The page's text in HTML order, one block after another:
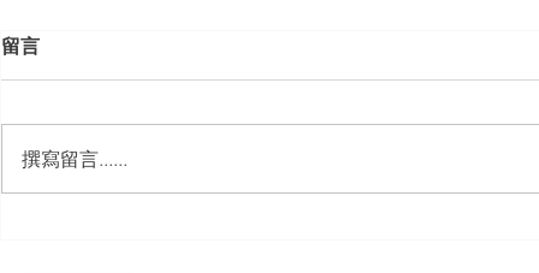
留言
撰寫留言......